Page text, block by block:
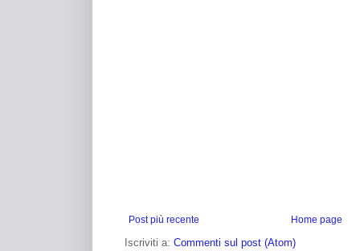
Post più recente Home page
Iscriviti a: Commenti sul post (Atom)